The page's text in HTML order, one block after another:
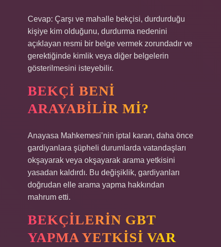
Cevap: Çarşı ve mahalle bekçisi, durdurduğu
kişiye kim olduğunu, durdurma nedenini
açıklayan resmi bir belge vermek zorundadır ve
gerektiğinde kimlik veya diğer belgelerin
gösterilmesini isteyebilir.
BEKÇI BENI
ARAYABILIR MI?
Anayasa Mahkemesi’nin iptal kararı, daha önce
gardiyanlara şüpheli durumlarda vatandaşları
okşayarak veya okşayarak arama yetkisini
yasadan kaldırdı. Bu değişiklik, gardiyanları
doğrudan elle arama yapma hakkından
mahrum etti.
BEKÇILERIN GBT
YAPMA YETKISI VAR